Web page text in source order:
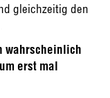
gleichzeitig den
wahrscheinlich
erst mal